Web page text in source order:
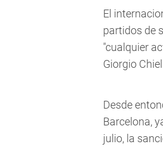
El
partidos de
"cualquier
Giorgio
Desde
Barcelona,
julio, la